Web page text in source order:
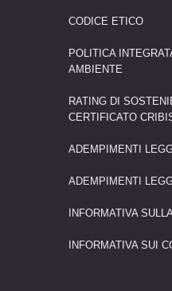
CODICE ETICO
POLITICA
AMBIENTE
RATING DI
CERTIFICATO
ADEMPIMENTI
ADEMPIMENTI
INFORMATIVA
INFORMATIVA SUI